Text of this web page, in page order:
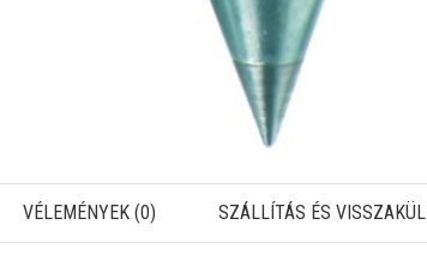
VÉLEMÉNYEK (0) SZÁLLÍTÁS ÉS